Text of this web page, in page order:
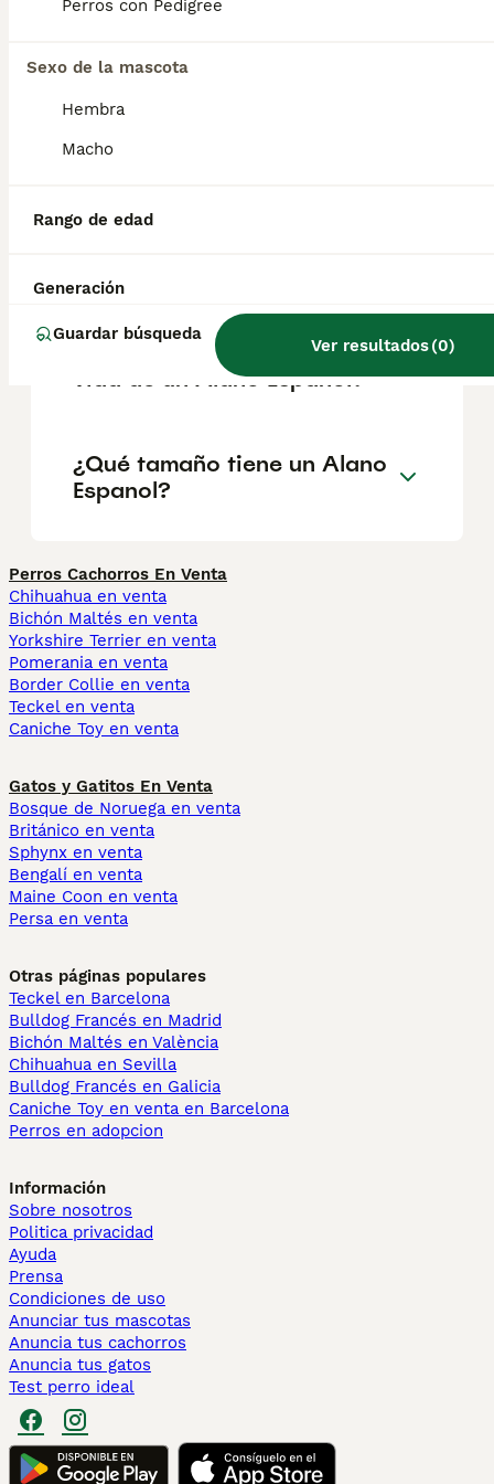
Perros con Pedigree
Sexo de la mascota
Hembra
Macho
Rango de edad
Generación
Guardar búsqueda
Ver resultados(0)
¿Cómo es el carácter de
¿Cuáles son las ventajas y
¿Cuál es la esperanza de
vida de un Alano Espanol?
¿Qué tamaño tiene un Alano
Espanol?
Perros Cachorros En Venta
Chihuahua en venta
Bichón Maltés en venta
Yorkshire Terrier en venta
Pomerania en venta
Border Collie en venta
Teckel en venta
Caniche Toy en venta
Gatos y Gatitos En Venta
Bosque de Noruega en venta
Británico en venta
Sphynx en venta
Bengalí en venta
Maine Coon en venta
Persa en venta
Otras páginas populares
Teckel en Barcelona
Bulldog Francés en Madrid
Bichón Maltés en València
Chihuahua en Sevilla
Bulldog Francés en Galicia
Caniche Toy en venta en Barcelona
Perros en adopcion
Información
Sobre nosotros
Politica privacidad
Ayuda
Prensa
Condiciones de uso
Anunciar tus mascotas
Anuncia tus cachorros
Anuncia tus gatos
Test perro ideal